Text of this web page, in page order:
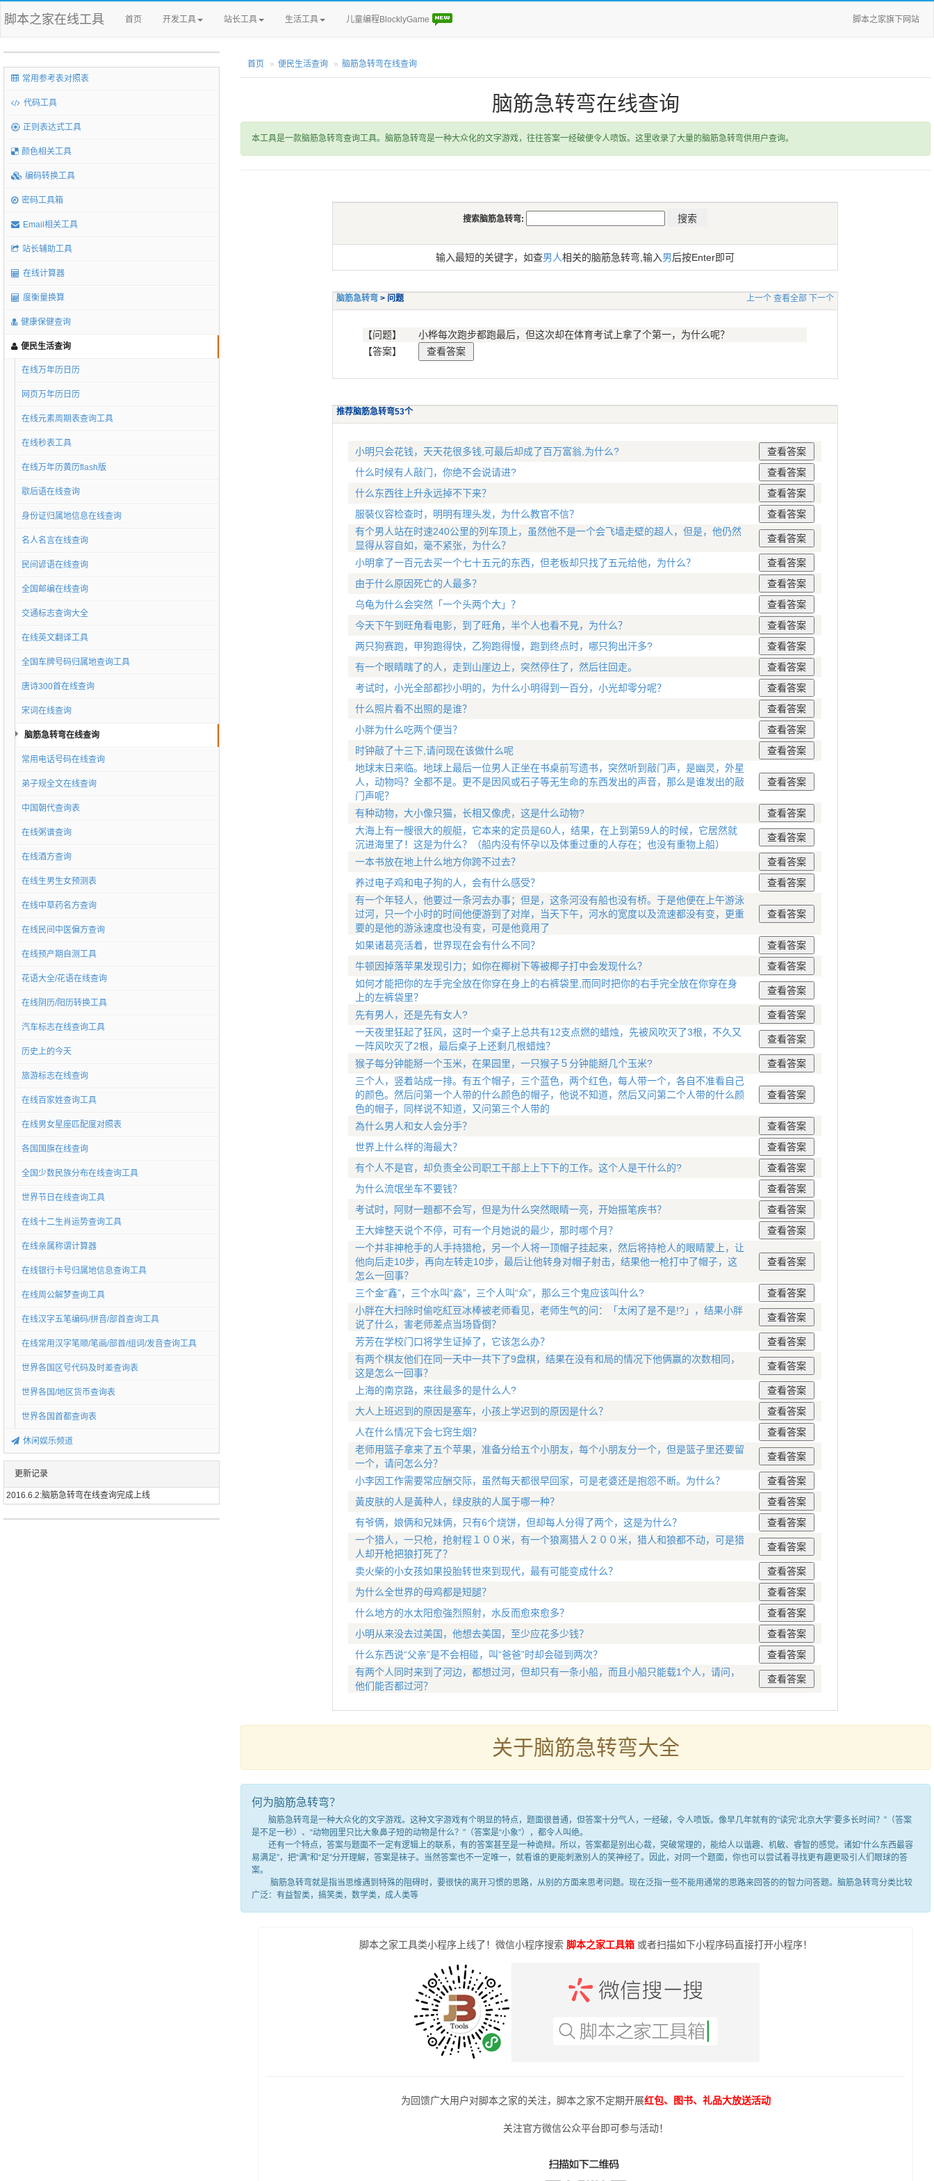
脚本之家在线工具 首页 开发工具 站长工具 生活工具 儿童编程BlocklyGame 脚本之家旗下网站
常用参考表对照表
代码工具
正则表达式工具
颜色相关工具
编码转换工具
密码工具箱
Email相关工具
站长辅助工具
在线计算器
度衡量换算
健康保健查询
便民生活查询
在线万年历日历
网页万年历日历
在线元素周期表查询工具
在线秒表工具
在线万年历黄历flash版
歇后语在线查询
身份证归属地信息在线查询
名人名言在线查询
民间谚语在线查询
全国邮编在线查询
交通标志查询大全
在线英文翻译工具
全国车牌号码归属地查询工具
唐诗300首在线查询
宋词在线查询
脑筋急转弯在线查询
常用电话号码在线查询
弟子规全文在线查询
中国朝代查询表
在线粥谱查询
在线酒方查询
在线生男生女预测表
在线中草药名方查询
在线民间中医偏方查询
在线预产期自测工具
花语大全/花语在线查询
在线阴历/阳历转换工具
汽车标志在线查询工具
历史上的今天
旅游标志在线查询
在线百家姓查询工具
在线男女星座匹配度对照表
各国国旗在线查询
全国少数民族分布在线查询工具
世界节日在线查询工具
在线十二生肖运势查询工具
在线亲属称谓计算器
在线银行卡号归属地信息查询工具
在线周公解梦查询工具
在线汉字五笔编码/拼音/部首查询工具
在线常用汉字笔顺/笔画/部首/组词/发音查询工具
世界各国区号代码及时差查询表
世界各国/地区货币查询表
世界各国首都查询表
休闲娱乐频道
更新记录
2016.6.2:脑筋急转弯在线查询完成上线
首页 便民生活查询 脑筋急转弯在线查询
脑筋急转弯在线查询
本工具是一款脑筋急转弯查询工具。脑筋急转弯是一种大众化的文字游戏，往往答案一经破便令人喷饭。这里收录了大量的脑筋急转弯供用户查询。
搜索脑筋急转弯:
输入最短的关键字，如查男人相关的脑筋急转弯,输入男后按Enter即可
脑筋急转弯> 问题 上一个 查看全部 下一个
【问题】
小桦每次跑步都跑最后，但这次却在体育考试上拿了个第一，为什么呢？
【答案】
推荐脑筋急转弯53个
小明只会花钱，天天花很多钱,可最后却成了百万富翁,为什么?
什么时候有人敲门，你绝不会说请进?
什么东西往上升永远掉不下来？
服裝仪容检查时，明明有理头发，为什么教官不信？
有个男人站在时速240公里的列车顶上，虽然他不是一个会飞墙走壁的超人，但是，他仍然
显得从容自如，毫不紧张，为什么？
小明拿了一百元去买一个七十五元的东西，但老板却只找了五元给他，为什么？
由于什么原因死亡的人最多？
乌龟为什么会突然「一个头两个大」？
今天下午到旺角看电影，到了旺角，半个人也看不見，为什么？
两只狗赛跑，甲狗跑得快，乙狗跑得慢，跑到终点时，哪只狗出汗多?
有一个眼睛瞎了的人，走到山崖边上，突然停住了，然后往回走。
考试时，小光全部都抄小明的，为什么小明得到一百分，小光却零分呢？
什么照片看不出照的是谁？
小胖为什么吃两个便当？
时钟敲了十三下,请问现在该做什么呢
地球末日来临。地球上最后一位男人正坐在书桌前写遗书，突然听到敲门声，是幽灵，外星
人，动物吗？全都不是。更不是因风或石子等无生命的东西发出的声音，那么是谁发出的敲
门声呢？
有种动物，大小像只猫，长相又像虎，这是什么动物?
大海上有一艘很大的舰艇，它本来的定员是60人，结果，在上到第59人的时候，它居然就
沉进海里了！这是为什么？（船内没有怀孕以及体重过重的人存在；也没有重物上船）
一本书放在地上什么地方你跨不过去？
养过电子鸡和电子狗的人，会有什么感受？
有一个年轻人，他要过一条河去办事；但是，这条河没有船也没有桥。于是他便在上午游泳
过河，只一个小时的时间他便游到了对岸，当天下午，河水的宽度以及流速都没有变，更重
要的是他的游泳速度也没有变，可是他竟用了
如果诸葛亮活着，世界现在会有什么不同？
牛顿因掉落苹果发现引力；如你在椰树下等被椰子打中会发现什么？
如何才能把你的左手完全放在你穿在身上的右裤袋里,而同时把你的右手完全放在你穿在身
上的左裤袋里？
先有男人，还是先有女人?
一天夜里狂起了狂风，这时一个桌子上总共有12支点燃的蜡烛，先被风吹灭了3根，不久又
一阵风吹灭了2根，最后桌子上还剩几根蜡烛？
猴子每分钟能掰一个玉米，在果园里，一只猴子５分钟能掰几个玉米?
三个人，竖着站成一排。有五个帽子，三个蓝色，两个红色，每人带一个，各自不准看自己
的颜色。然后问第一个人带的什么颜色的帽子，他说不知道，然后又问第二个人带的什么颜
色的帽子，同样说不知道，又问第三个人带的
為什么男人和女人会分手？
世界上什么样的海最大？
有个人不是官，却负责全公司职工干部上上下下的工作。这个人是干什么的?
为什么流氓坐车不要钱？
考试时，阿财一題都不会写，但是为什么突然眼睛一亮，开始振笔疾书？
王大婶整天说个不停，可有一个月她说的最少，那时哪个月？
一个并非神枪手的人手持猎枪，另一个人将一顶帽子挂起来，然后将持枪人的眼睛蒙上，让
他向后走10步，再向左转走10步，最后让他转身对帽子射击，结果他一枪打中了帽子，这
怎么一回事？
三个金“鑫”，三个水叫“淼”，三个人叫“众”，那么三个鬼应该叫什么?
小胖在大扫除时偷吃紅豆冰棒被老师看见，老师生气的问：「太闲了是不是!?」，结果小胖
说了什么，害老师差点当场昏倒？
芳芳在学校门口将学生证掉了，它该怎么办？
有两个棋友他们在同一天中一共下了9盘棋，结果在没有和局的情况下他俩赢的次数相同，
这是怎么一回事？
上海的南京路，来往最多的是什么人?
大人上班迟到的原因是塞车，小孩上学迟到的原因是什么？
人在什么情况下会七窍生烟？
老师用篮子拿来了五个苹果，准备分给五个小朋友，每个小朋友分一个，但是篮子里还要留
一个，请问怎么分？
小李因工作需要常应酬交际，虽然每天都很早回家，可是老婆还是抱怨不断。为什么？
黃皮肤的人是黃种人，绿皮肤的人属于哪一种？
有爷俩，娘俩和兄妹俩，只有6个烧饼，但却每人分得了两个，这是为什么？
一个猎人，一只枪，抢射程１００米，有一个狼离猎人２００米，猎人和狼都不动，可是猎
人却开枪把狼打死了？
卖火柴的小女孩如果投胎转世來到现代，最有可能变成什么？
为什么全世界的母鸡都是短腿？
什么地方的水太阳愈強烈照射，水反而愈來愈多？
小明从来没去过美国，他想去美国，至少应花多少钱？
什么东西说“父亲”是不会相碰，叫“爸爸”时却会碰到两次？
有两个人同时来到了河边，都想过河，但却只有一条小船，而且小船只能载1个人，请问，
他们能否都过河？
关于脑筋急转弯大全
何为脑筋急转弯？
脑筋急转弯是一种大众化的文字游戏。这种文字游戏有个明显的特点，题面很普通，但答案十分气人，一经破，令人喷饭。像早几年就有的“读完‘北京大学’要多长时间？”（答案
是不足一秒）、“动物园里只比大象鼻子短的动物是什么？”（答案是“小象”），都令人叫绝。
还有一个特点，答案与题面不一定有逻辑上的联系，有的答案甚至是一种诡辩。所以，答案都是别出心裁，突破常理的，能给人以谐趣、机敏、睿智的感觉。诸如“什么东西最容
易满足”，把“满”和“足”分开理解，答案是袜子。当然答案也不一定唯一，就看谁的更能刺激别人的笑神经了。因此，对同一个题面，你也可以尝试着寻找更有趣更吸引人们眼球的答
案。
脑筋急转弯就是指当思维遇到特殊的阻碍时，要很快的离开习惯的思路，从别的方面来思考问题。现在泛指一些不能用通常的思路来回答的的智力问答题。脑筋急转弯分类比较
广泛：有益智类，搞笑类，数学类，成人类等
脚本之家工具类小程序上线了！微信小程序搜索 脚本之家工具箱或者扫描如下小程序码直接打开小程序！
为回馈广大用户对脚本之家的关注，脚本之家不定期开展红包、图书、礼品大放送活动
关注官方微信公众平台即可参与活动！